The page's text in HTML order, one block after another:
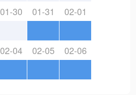
01-30 01-31 02-01
02-04 02-05 02-06